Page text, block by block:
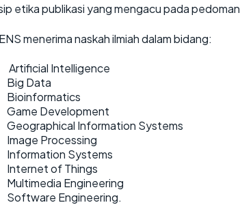
etika publikasi yang mengacu pada pedoman
menerima naskah ilmiah dalam bidang:
Artificial Intelligence
Big Data
Bioinformatics
Game Development
Geographical Information Systems
Image Processing
Information Systems
Internet of Things
Multimedia Engineering
Software Engineering.